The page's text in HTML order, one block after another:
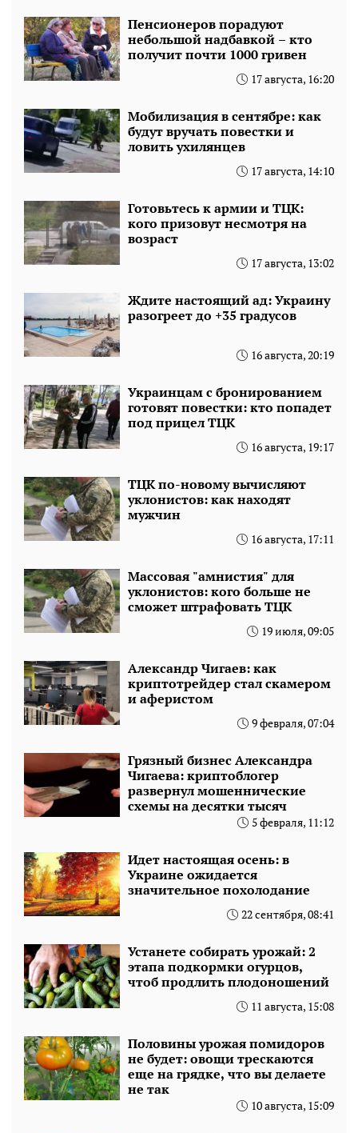
Пенсионеров порадуют
небольшой надбавкой – кто
получит почти 1000 гривен
17 августа, 16:20
Мобилизация в сентябре: как
будут вручать повестки и
ловить ухилянцев
17 августа, 14:10
Готовьтесь к армии и ТЦК:
кого призовут несмотря на
возраст
17 августа, 13:02
Ждите настоящий ад: Украину
разогреет до +35 градусов
16 августа, 20:19
Украинцам с бронированием
готовят повестки: кто попадет
под прицел ТЦК
16 августа, 19:17
ТЦК по-новому вычисляют
уклонистов: как находят
мужчин
16 августа, 17:11
Массовая "амнистия" для
уклонистов: кого больше не
сможет штрафовать ТЦК
19 июля, 09:05
Александр Чигаев: как
криптотрейдер стал скамером
и аферистом
9 февраля, 07:04
Грязный бизнес Александра
Чигаева: криптоблогер
развернул мошеннические
схемы на десятки тысяч
5 февраля, 11:12
Идет настоящая осень: в
Украине ожидается
значительное похолодание
22 сентября, 08:41
Устанете собирать урожай: 2
этапа подкормки огурцов,
чтоб продлить плодоношений
11 августа, 15:08
Половины урожая помидоров
не будет: овощи трескаются
еще на грядке, что вы делаете
не так
10 августа, 15:09